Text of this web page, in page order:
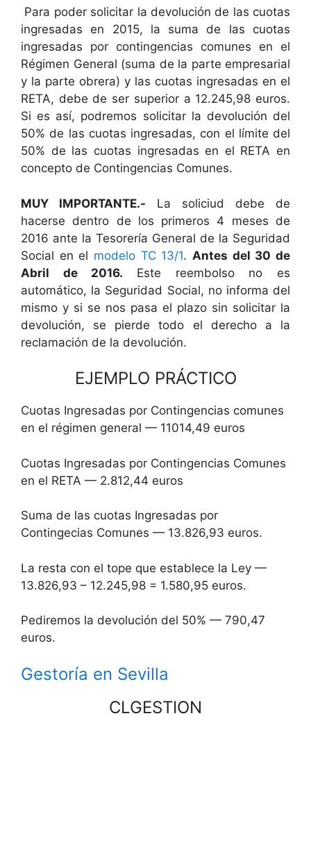
Para poder solicitar la devolución de las cuotas
ingresadas en 2015, la suma de las cuotas
ingresadas por contingencias comunes en el
Régimen General (suma de la parte empresarial
y la parte obrera) y las cuotas ingresadas en el
RETA, debe de ser superior a 12.245,98 euros.
Si es así, podremos solicitar la devolución del
50% de las cuotas ingresadas, con el límite del
50% de las cuotas ingresadas en el RETA en
concepto de Contingencias Comunes.
MUY IMPORTANTE.- La soliciud debe de
hacerse dentro de los primeros 4 meses de
2016 ante la Tesorería General de la Seguridad
Social en el modelo TC 13/1. Antes del 30 de
Abril de 2016. Este reembolso no es
automático, la Seguridad Social, no informa del
mismo y si se nos pasa el plazo sin solicitar la
devolución, se pierde todo el derecho a la
reclamación de la devolución.
EJEMPLO PRÁCTICO
Cuotas Ingresadas por Contingencias comunes
en el régimen general — 11014,49 euros
Cuotas Ingresadas por Contingencias Comunes
en el RETA — 2.812,44 euros
Suma de las cuotas Ingresadas por
Contingecias Comunes — 13.826,93 euros.
La resta con el tope que establece la Ley —
13.826,93 – 12.245,98 = 1.580,95 euros.
Pediremos la devolución del 50% — 790,47
euros.
Gestoría en Sevilla
CLGESTION